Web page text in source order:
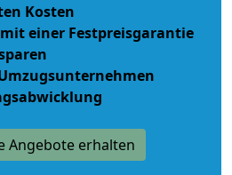
Kosten
einer Festpreisgarantie
Angebote erhalten